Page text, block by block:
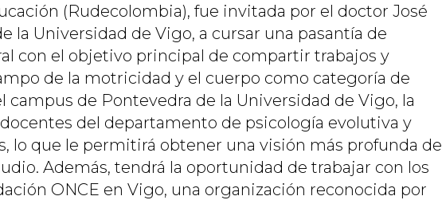
(Rudecolombia), fue invitada por el doctor José
la Universidad de Vigo, a cursar una pasantía de
con el objetivo principal de compartir trabajos y
de la motricidad y el cuerpo como categoría de
campus de Pontevedra de la Universidad de Vigo, la
del departamento de psicología evolutiva y
lo que le permitirá obtener una visión más profunda de
Además, tendrá la oportunidad de trabajar con los
ONCE en Vigo, una organización reconocida por